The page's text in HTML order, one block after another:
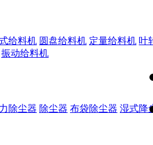
给料机 圆盘给料机 定量给料机 叶
振动给料机
除尘器 除尘器 布袋除尘器 湿式降